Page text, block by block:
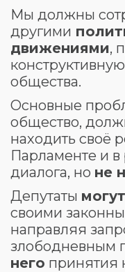
Мы должны
другими
движениями,
общества.
Основные
общество,
находить своё
Парламенте и в
диалога, но не
Депутаты могут
своими
направляя
злободневным
него принятия